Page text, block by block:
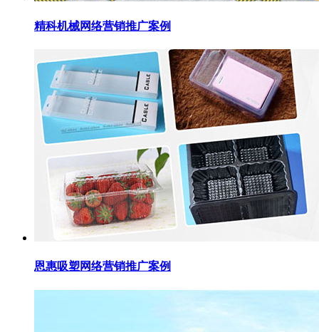
精科机械网络营销推广案例
恩惠吸塑网络营销推广案例